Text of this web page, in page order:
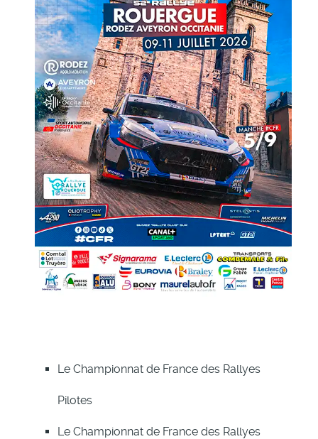
Le Championnat de France des Rallyes
Pilotes
Le Championnat de France des Rallyes